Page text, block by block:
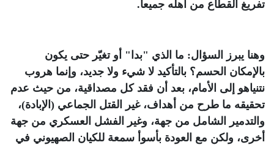
تفريغ القطاع من أهله جميعا.
وهنا يبرز السؤال: ما الذي "بدا" أو تغيّر حتى يكون
بالإمكان الحسم؟ بالتأكيد لا شيء ولا جديد، وإنما هروب
نتنياهو إلى الأمام، بعد أن فقد كل مصداقية، من حيث عدم
تحقيقه ما طرح من أهداف، غير القتل الجماعي (الإبادة)،
والتدمير الشامل من جهة، وغير الفشل العسكري من جهة
أخرى، ولكن مع العودة بأسوأ سمعة للكيان الصهيوني في